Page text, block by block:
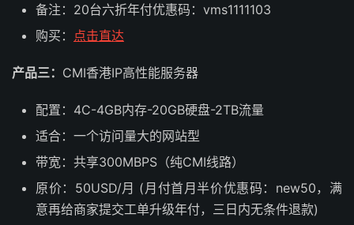
备注：20台六折年付优惠码：vms1111103
购买： 点击直达
产品三： CMI香港IP高性能服务器
配置：4C-4GB内存-20GB硬盘-2TB流量
适合：一个访问量大的网站型
带宽：共享300MBPS（纯CMI线路）
原价：50USD/月 (月付首月半价优惠码：new50，满
意再给商家提交工单升级年付，三日内无条件退款)